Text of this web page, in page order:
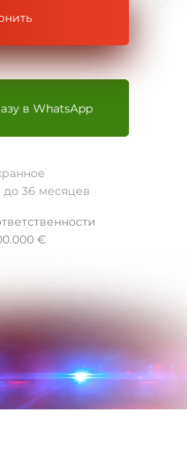
36 месяцев
€
в WhatsApp